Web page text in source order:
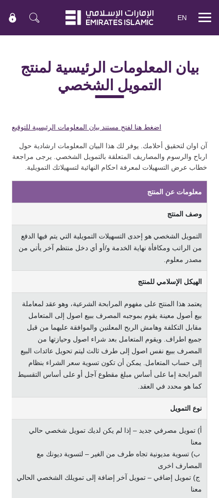
Mobile
EN
بيان المعلومات الرئيسية لمنتج
التمويل الشخصي
اضغط هنا لفتح مستند بيان المعلومات الرئيسية للتوقيع
آن اوان ﻟﺘﺤﻘﻴﻖ أﺣﻼﻣﻚ. ﻳﻮﻓﺮ ﻟﻚ ﻫﺬا اﻟﺒﻴﺎن اﻟﻤﻌﻠﻮﻣﺎت ارﺷﺎدﻳﺔ ﺣﻮل
ارﺑﺎح واﻟﺮﺳﻮم واﻟﻤﺼﺎرﻳﻒ اﻟﻤﺘﻌﻠﻘﺔ ﺑﺎﻟﺘﻤﻮﻳﻞ اﻟﺸﺨﺼﻲ. ﻳﺮﺟﻰ ﻣﺮاﺟﻌﺔ
ﺧﻄﺎب ﻋﺮض اﻟﺘﺴﻬﻴﻼت ﻟﻤﻌﺮﻓﺔ اﺣﻜﺎم اﻟﻨﻬﺎﺋﻴﺔ ﻟﺘﺴﻬﻴﻼﺗﻚ اﻟﺘﻤﻮﻳﻠﻴﺔ.
ﻣﻌﻠﻮﻣﺎت ﻋﻦ اﻟﻤﻨﺘﺞ
وﺻﻒ اﻟﻤﻨﺘﺞ
اﻟﺘﻤﻮﻳﻞ اﻟﺸﺨﺼﻲ ﻫﻮ إﺣﺪى اﻟﺘﺴﻬﻴﻼت اﻟﺘﻤﻮﻳﻠﻴﺔ اﻟﺘﻲ ﻳﺘﻢ ﻓﻴﻬﺎ اﻟﺪﻓﻊ
ﻣﻦ اﻟﺮاﺗﺐ وﻣﻜﺎﻓﺄة ﻧﻬﺎﻳﺔ اﻟﺨﺪﻣﺔ و/أو أي دﺧﻞ ﻣﻨﺘﻈﻢ آﺧﺮ ﻳﺄﺗﻲ ﻣﻦ
ﻣﺼﺪر ﻣﻌﻠﻮم.
اﻟﻬﻴﻜﻞ الإﺳﻼﻣﻲ ﻟﻠﻤﻨﺘﺞ
يعتمد ﻫﺬا اﻟﻤﻨﺘﺞ ﻋﻠﻰ ﻣﻔﻬﻮم اﻟﻤﺮاﺑﺤﺔ اﻟﺸﺮﻋﻴﺔ، وﻫﻮ ﻋﻘﺪ ﻟﻤﻌﺎﻣﻠﺔ
ﺑﻴﻊ أﺻﻮل ﻣﻌﻴﻨﺔ ﻳﻘﻮم ﺑﻤﻮﺟﺒﻪ اﻟﻤﺼﺮف ﺑﺒﻴﻊ اﺻﻮل إﻟﻰ اﻟﻤﺘﻌﺎﻣﻞ
ﻣﻘﺎﺑﻞ اﻟﺘﻜﻠﻔﺔ وﻫﺎﻣﺶ اﻟﺮﺑﺢ اﻟﻤﻌﻠﻨﻴﻦ واﻟﻤﻮاﻓﻘﺔ ﻋﻠﻴﻬﻤﺎ ﻣﻦ ﻗﺒﻞ
ﺟﻤﻴﻊ اﻃﺮاف. وﻳﻘﻮم اﻟﻤﺘﻌﺎﻣﻞ ﺑﻌﺪ ﺷﺮاء اﺻﻮل وﺣﻴﺎزﺗﻬﺎ ﻣﻦ
اﻟﻤﺼﺮف ﺑﺒﻴﻊ ﻧﻔﺲ اﺻﻮل إﻟﻰ ﻃﺮف ﺛﺎﻟﺚ ﻟﻴﺘﻢ ﺗﺤﻮﻳﻞ ﻋﺎﺋﺪات اﻟﺒﻴﻊ
إﻟﻰ ﺣﺴﺎب اﻟﻤﺘﻌﺎﻣﻞ. ﻳﻤﻜﻦ أن ﺗﻜﻮن ﺗﺴﻮﻳﺔ ﺳﻌﺮ اﻟﺸﺮاء ﺑﻨﻈﺎم
اﻟﻤﺮاﺑﺤﺔ إﻣﺎ ﻋﻠﻰ أﺳﺎس ﻣﺒﻠﻎ ﻣﻘﻄﻮع آﺟﻞ أو ﻋﻠﻰ أﺳﺎس اﻟﺘﻘﺴﻴﻂ
ﻛﻤﺎ ﻫﻮ ﻣﺤﺪد ﻓﻲ اﻟﻌﻘﺪ.
ﻧﻮع اﻟﺘﻤﻮﻳﻞ
أ) ﺗﻤﻮﻳﻞ ﻣﺼﺮﻓﻲ ﺟﺪﻳﺪ – إذا ﻟﻢ ﻳﻜﻦ ﻟﺪﻳﻚ ﺗﻤﻮﻳﻞ ﺷﺨﺼﻲ ﺣﺎﻟﻲ
ﻣﻌﻨﺎ
ب) ﺗﺴﻮﻳﺔ ﻣﺪﻳﻮﻧﻴﺔ ﺗﺠﺎه ﻃﺮف ﻣﻦ اﻟﻐﻴﺮ – ﻟﺘﺴﻮﻳﺔ دﻳﻮﻧﻚ ﻣﻊ
اﻟﻤﺼﺎرف اﺧﺮى
ج) ﺗﻤﻮﻳﻞ إﺿﺎﻓﻲ – ﺗﻤﻮﻳﻞ آﺧﺮ إﺿﺎﻓﺔ إﻟﻰ ﺗﻤﻮﻳﻠﻚ اﻟﺸﺨﺼﻲ اﻟﺤﺎﻟﻲ
ﻣﻌﻨﺎ